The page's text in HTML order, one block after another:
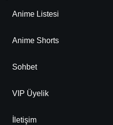
Anime Listesi
Anime Shorts
Sohbet
VIP Üyelik
İletişim